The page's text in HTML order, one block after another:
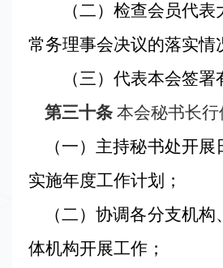
（二）检查会员代表
常务理事会决议的落实情
（三）代表本会签署
第三十条 本会秘书长行
（一）主持秘书处开展
实施年度工作计划；
（二）协调各分支机构
体机构开展工作；